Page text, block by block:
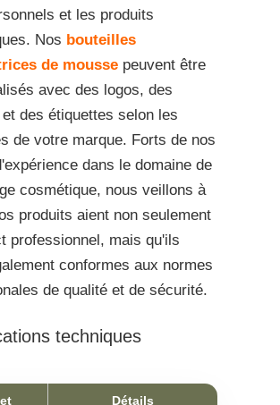
et les produits
Nos bouteilles
de mousse peuvent être
avec des logos, des
des étiquettes selon les
de votre marque. Forts de nos
dans le domaine de
cosmétique, nous veillons à
produits aient non seulement
professionnel, mais qu'ils
conformes aux normes
de qualité et de sécurité.
techniques
Détails